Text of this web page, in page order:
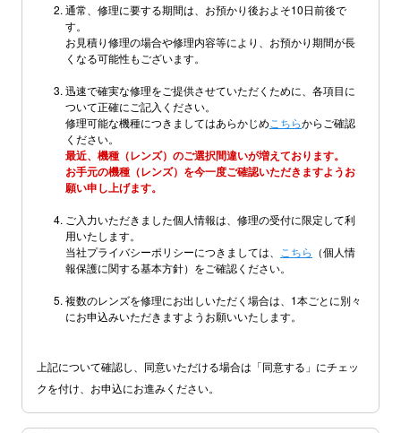
通常、修理に要する期間は、お預かり後およそ10日前後で
す。
お見積り修理の場合や修理内容等により、お預かり期間が長
くなる可能性もございます。
迅速で確実な修理をご提供させていただくために、各項目に
ついて正確にご記入ください。
修理可能な機種につきましてはあらかじめ こちらからご確認
ください。
最近、機種（レンズ）のご選択間違いが増えております。
お手元の機種（レンズ）を今一度ご確認いただきますようお
願い申し上げます。
ご入力いただきました個人情報は、修理の受付に限定して利
用いたします。
当社プライバシーポリシーにつきましては、
こちら （個人情
報保護に関する基本方針）をご確認ください。
複数のレンズを修理にお出しいただく場合は、1本ごとに別々
にお申込みいただきますようお願いいたします。
上記について確認し、同意いただける場合は「同意する」にチェッ
クを付け、お申込にお進みください。